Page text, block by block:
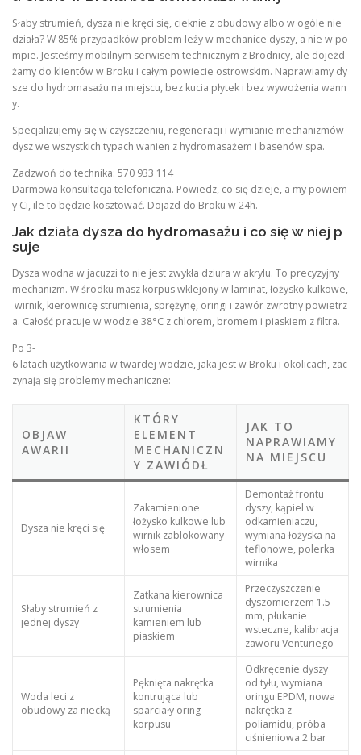
Słaby strumień, dysza nie kręci się, cieknie z obudowy albo w ogóle nie
działa? W 85% przypadków problem leży w mechanice dyszy, a nie w po
mpie. Jesteśmy mobilnym serwisem technicznym z Brodnicy, ale dojeżd
żamy do klientów w Broku i całym powiecie ostrowskim. Naprawiamy dy
sze do hydromasażu na miejscu, bez kucia płytek i bez wywożenia wann
y.
Specjalizujemy się w czyszczeniu, regeneracji i wymianie mechanizmów
dysz we wszystkich typach wanien z hydromasażem i basenów spa.
Zadzwoń do technika: 570 933 114
Darmowa konsultacja telefoniczna. Powiedz, co się dzieje, a my powiem
y Ci, ile to będzie kosztować. Dojazd do Broku w 24h.
Jak działa dysza do hydromasażu i co się w niej p
suje
Dysza wodna w jacuzzi to nie jest zwykła dziura w akrylu. To precyzyjny
mechanizm. W środku masz korpus wklejony w laminat, łożysko kulkowe,
wirnik, kierownicę strumienia, sprężynę, oringi i zawór zwrotny powietrz
a. Całość pracuje w wodzie 38°C z chlorem, bromem i piaskiem z filtra.
Po 3-
6 latach użytkowania w twardej wodzie, jaka jest w Broku i okolicach, zac
zynają się problemy mechaniczne:
OBJAW
AWARII
KTÓRY
ELEMENT
MECHANICZN
Y ZAWIÓDŁ
JAK TO
NAPRAWIAMY
NA MIEJSCU
Dysza nie kręci się
Zakamienione
łożysko kulkowe lub
wirnik zablokowany
włosem
Demontaż frontu
dyszy, kąpiel w
odkamieniaczu,
wymiana łożyska na
teflonowe, polerka
wirnika
Słaby strumień z
jednej dyszy
Zatkana kierownica
strumienia
kamieniem lub
piaskiem
Przeczyszczenie
dyszomierzem 1.5
mm, płukanie
wsteczne, kalibracja
zaworu Venturiego
Woda leci z
obudowy za niecką
Pęknięta nakrętka
kontrująca lub
sparciały oring
korpusu
Odkręcenie dyszy
od tyłu, wymiana
oringu EPDM, nowa
nakrętka z
poliamidu, próba
ciśnieniowa 2 bar